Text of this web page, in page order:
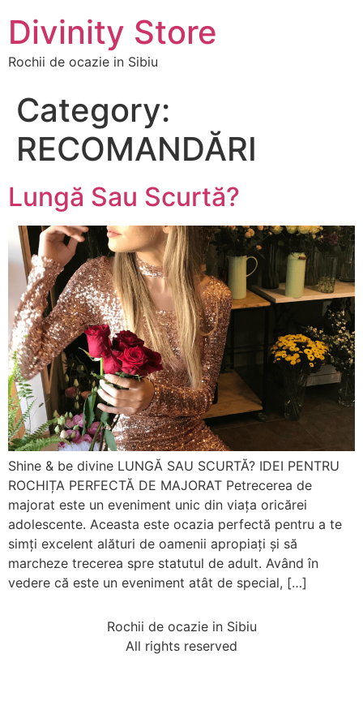
Divinity Store
Rochii de ocazie in Sibiu
Category:
RECOMANDĂRI
Lungă Sau Scurtă?
Shine & be divine LUNGĂ SAU SCURTĂ? IDEI PENTRU
ROCHIȚA PERFECTĂ DE MAJORAT Petrecerea de
majorat este un eveniment unic din viața oricărei
adolescente. Aceasta este ocazia perfectă pentru a te
simți excelent alături de oamenii apropiați și să
marcheze trecerea spre statutul de adult. Având în
vedere că este un eveniment atât de special, […]
Rochii de ocazie in Sibiu
All rights reserved